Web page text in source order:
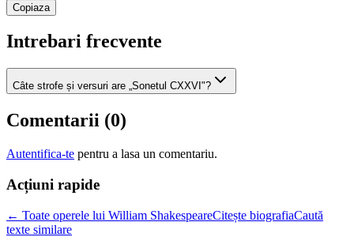
Copiaza
Intrebari frecvente
Câte strofe și versuri are „Sonetul CXXVI"?
Comentarii (0)
Autentifica-te pentru a lasa un comentariu.
Acțiuni rapide
← Toate operele lui William ShakespeareCitește biografiaCaută
texte similare